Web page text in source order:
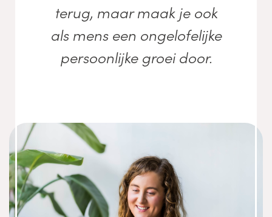
terug, maar maak je ook
als mens een ongelofelijke
persoonlijke groei door.